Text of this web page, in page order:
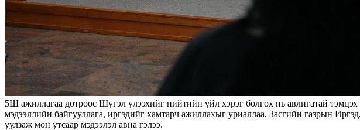
5Ш ажиллагаа дотроос Шүгэл үлээхийг нийтийн үйл хэрэг болгох нь авлигатай
мэдээллийн байгууллага, иргэдийг хамтарч ажиллахыг уриаллаа. Засгийн газрын
уулзаж мөн утсаар мэдээлэл авна гэлээ.